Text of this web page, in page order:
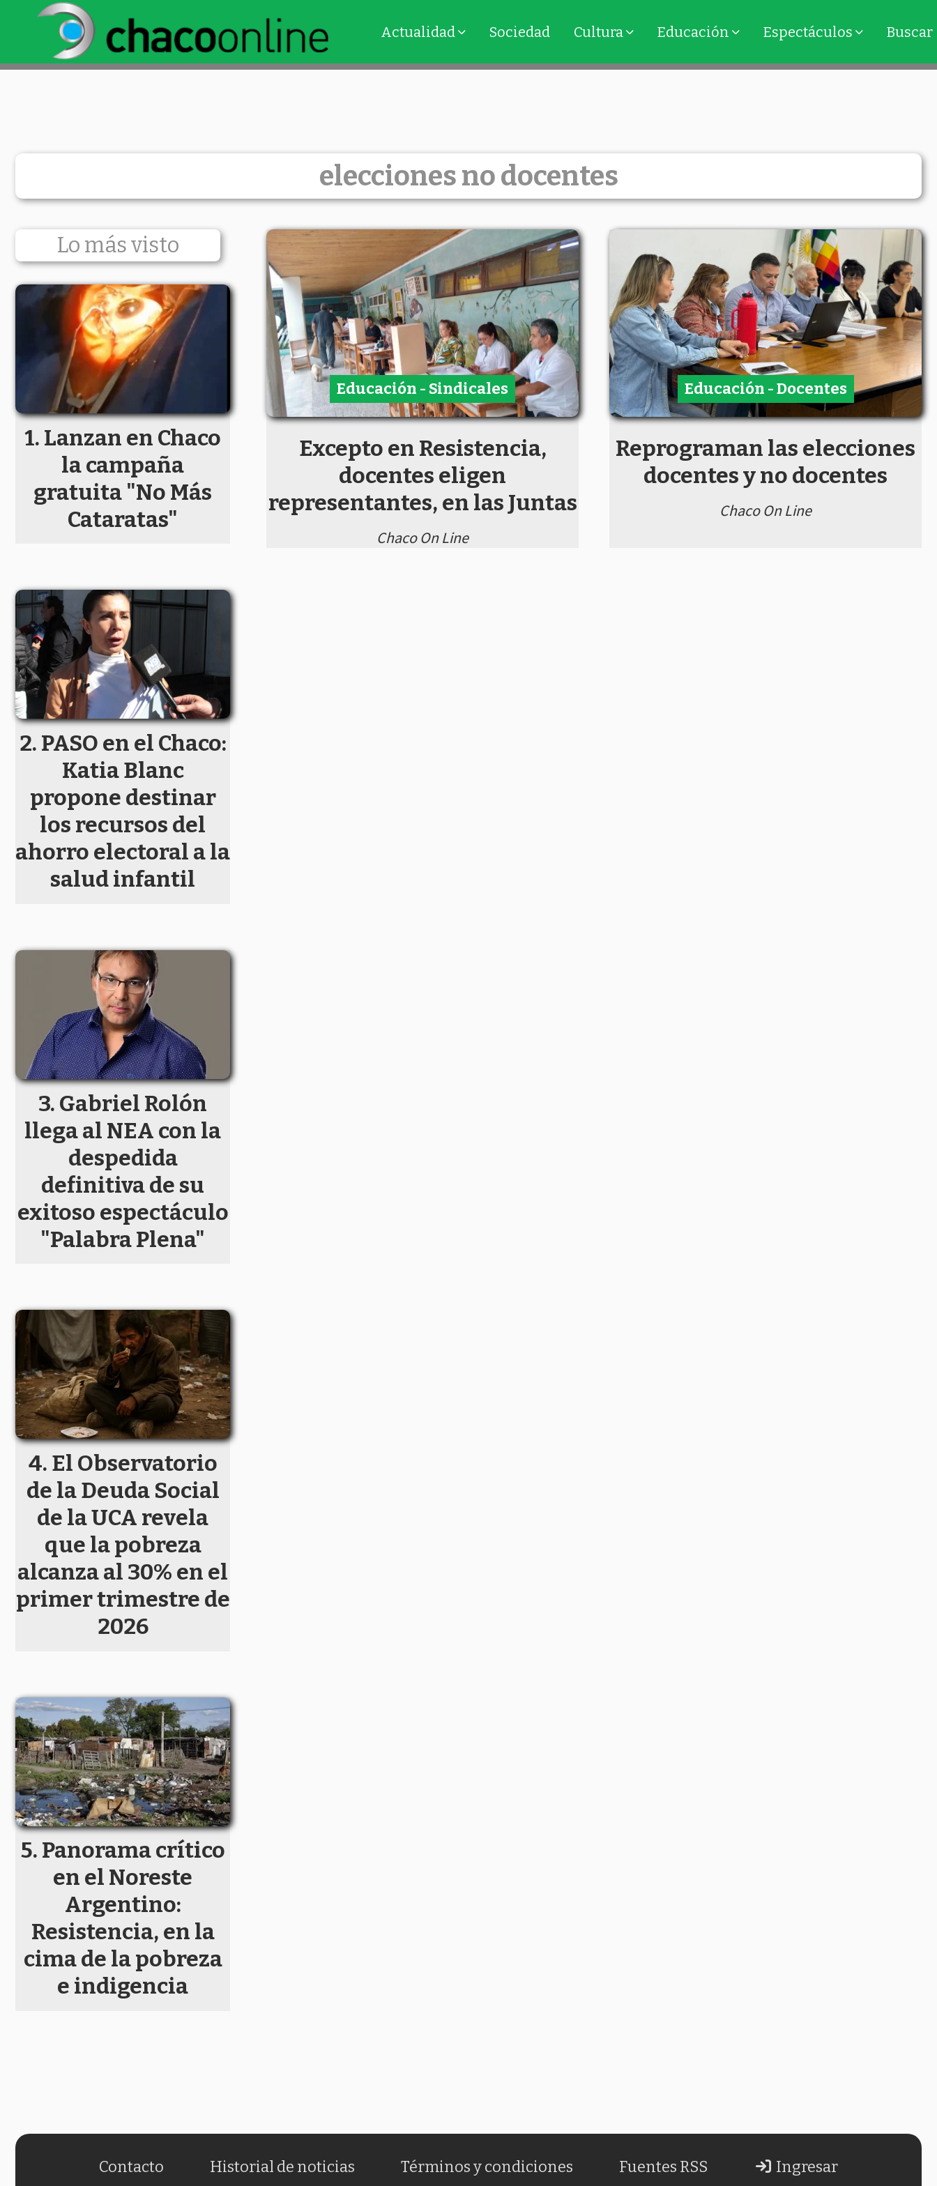
Actualidad Sociedad Cultura Educación Espectáculos Buscar
elecciones no docentes
Excepto en Resistencia,
docentes eligen
representantes, en las Juntas
Chaco On Line
Educación - Sindicales
Reprograman las elecciones
docentes y no docentes
Chaco On Line
Educación - Docentes
Lo más visto
Lanzan en Chaco
la campaña
gratuita "No Más
Cataratas"
PASO en el Chaco:
Katia Blanc
propone destinar
los recursos del
ahorro electoral a la
salud infantil
Gabriel Rolón
llega al NEA con la
despedida
definitiva de su
exitoso espectáculo
"Palabra Plena"
El Observatorio
de la Deuda Social
de la UCA revela
que la pobreza
alcanza al 30% en el
primer trimestre de
2026
Panorama crítico
en el Noreste
Argentino:
Resistencia, en la
cima de la pobreza
e indigencia
Contacto Historial de noticias Términos y condiciones Fuentes RSS Ingresar